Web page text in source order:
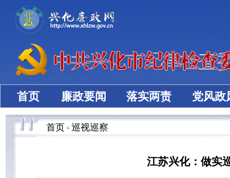
首页 廉政要闻 落实两责 党风政
首页 > 巡视巡察
江苏兴化：做实